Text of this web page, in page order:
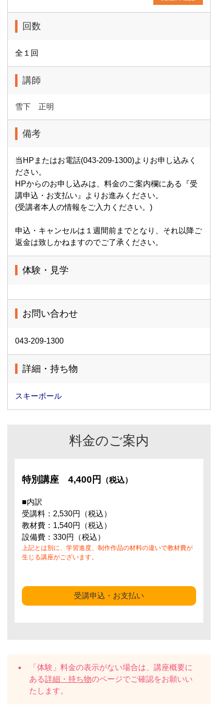
回数
全１回
講師
雪下 正明
備考
当HPまたはお電話(043-209-1300)よりお申し込みく
ださい。
HPからのお申し込みは、料金のご案内欄にある『受
講申込・お支払い』よりお進みください。
(受講者本人の情報をご入力ください。)
申込・キャンセルは１週間前までとなり、それ以降ご
返金は致しかねますのでご了承ください。
体験・見学
お問い合わせ
043-209-1300
詳細・持ち物
スキーボール
料金のご案内
特別講座 4,400円 （税込）
■内訳
受講料：2,530円（税込）
教材費：1,540円（税込）
設備費：330円（税込）
上記とは別に、学習進度、制作作品の材料の違いで教材費が
生じる講座がございます。
受講申込・お支払い
「体験」料金の表示がない場合は、講座概要に
ある詳細・持ち物のページでご確認をお願いい
たします。